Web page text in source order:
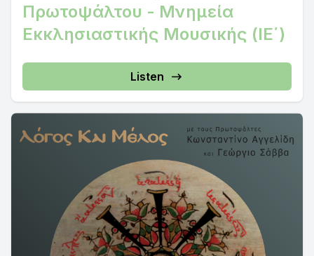
Πρωτοψάλτου - Μνημεία
Εκκλησιαστικής Μουσικής (ΙΕ΄)
Listen